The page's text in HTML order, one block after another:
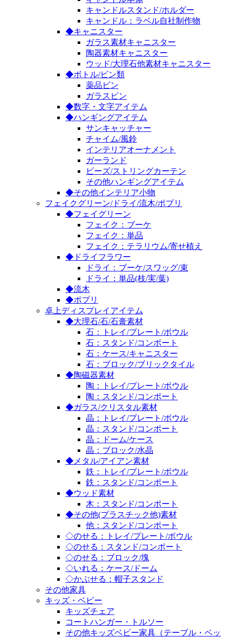
キャンドルスタンド/ホルダー
キャンドル：ラベル自社制作物
◆キャニスター
ガラス素材キャニスター
陶器素材キャニスター
ウッド/大理石他素材キャニスター
◆ボトル/ビン類
薬品ビン
ガラスビン
◆数字・文字アイテム
◆ハンギングアイテム
サンキャッチャー
チャイム/風鈴
インテリアオーナメント
ガーランド
ビーズ/ストリングカーテン
その他ハンギングアイテム
◆その他インテリア小物
フェイクグリーン/ドライ/流木/ポプリ
◆フェイグリーン
フェイク：ブーケ
フェイク：単品
フェイク：テラリウム/寄せ植え
◆ドライフラワー
ドライ：ブーケ/スワッグ/束
ドライ：単品(枝/実/葉)
◆流木
◆ポプリ
卓上ディスプレイアイテム
◆大理石/石/石膏素材
石：トレイ/プレート/ボウル
石：スタンド/コンポート
石：ケース/キャニスター
石：ブロック/ブリックタイル
◆陶磁器素材
陶：トレイ/プレート/ボウル
陶：スタンド/コンポート
◆ガラス/クリスタル素材
晶：トレイ/プレート/ボウル
晶：スタンド/コンポート
晶：ドーム/ケース
晶：ブロック/水晶
◆メタル/アイアン素材
鉄：トレイ/プレート/ボウル
鉄：スタンド/コンポート
◆ウッド素材
木：スタンド/コンポート
◆その他(プラスチック他)素材
他：スタンド/コンポート
◇のせる：トレイ/プレート/ボウル
◇のせる：スタンド/コンポート
◇のせる：ブロック/塊
◇いれる：ケース/ドーム
◇かぶせる：帽子スタンド
その他家具
キッズ・ベビー
キッズチェア
コートハンガー・トルソー
その他キッズベビー家具（テーブル・ベッ